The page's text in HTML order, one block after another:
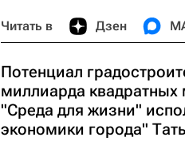
Читать в Дзен
Потенциал
миллиарда
"Среда для жизни"
экономики города"